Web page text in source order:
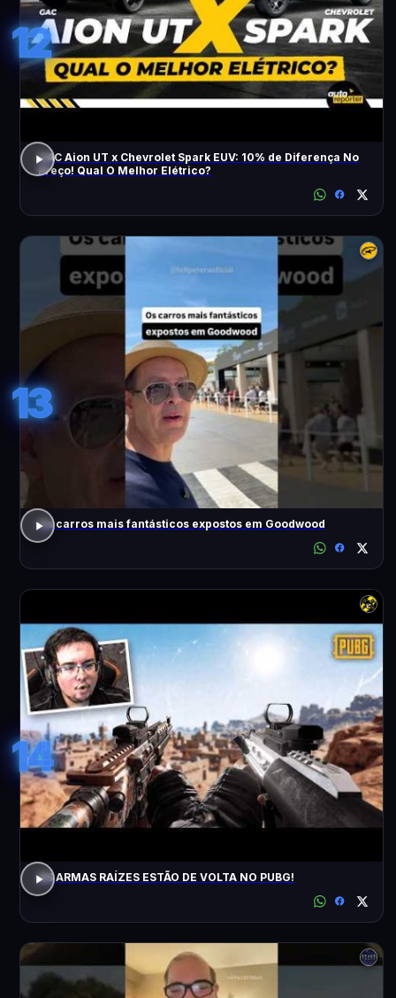
12
GAC Aion UT x Chevrolet Spark EUV: 10% de Diferença No
Preço! Qual O Melhor Elétrico?
13
Os carros mais fantásticos expostos em Goodwood
14
AS ARMAS RAÍZES ESTÃO DE VOLTA NO PUBG!